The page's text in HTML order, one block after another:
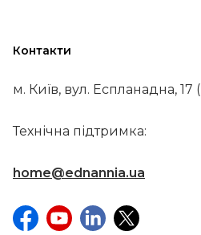
Контакти
м. Київ, вул. Еспланадна,
Технічна підтримка:
home@ednannia.ua